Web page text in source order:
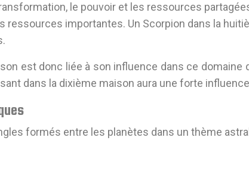
le pouvoir et les ressources
ressources importantes. Un Scorpion dans la
est donc liée à son influence dans ce
dans la dixième maison aura une forte
formés entre les planètes dans un thème